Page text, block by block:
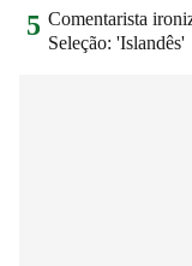
5 Comentarista
Seleção: 'Islandês'